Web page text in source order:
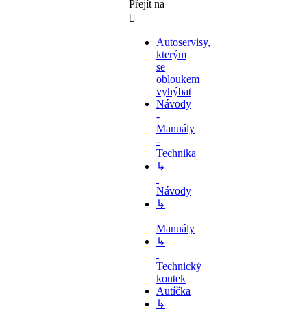
Přejít na
Autoservisy,
kterým
se
obloukem
vyhýbat
Návody
-
Manuály
-
Technika
↳
Návody
↳
Manuály
↳
Technický
koutek
Autíčka
↳